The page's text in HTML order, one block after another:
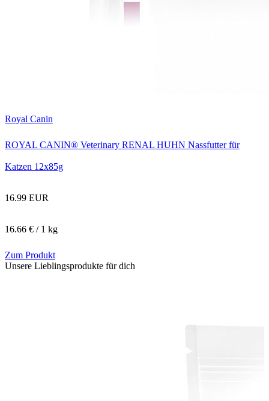
Royal Canin
ROYAL CANIN® Veterinary RENAL HUHN Nassfutter für
Katzen 12x85g
16.99 EUR
16.66 € / 1 kg
Zum Produkt
Unsere Lieblingsprodukte für dich